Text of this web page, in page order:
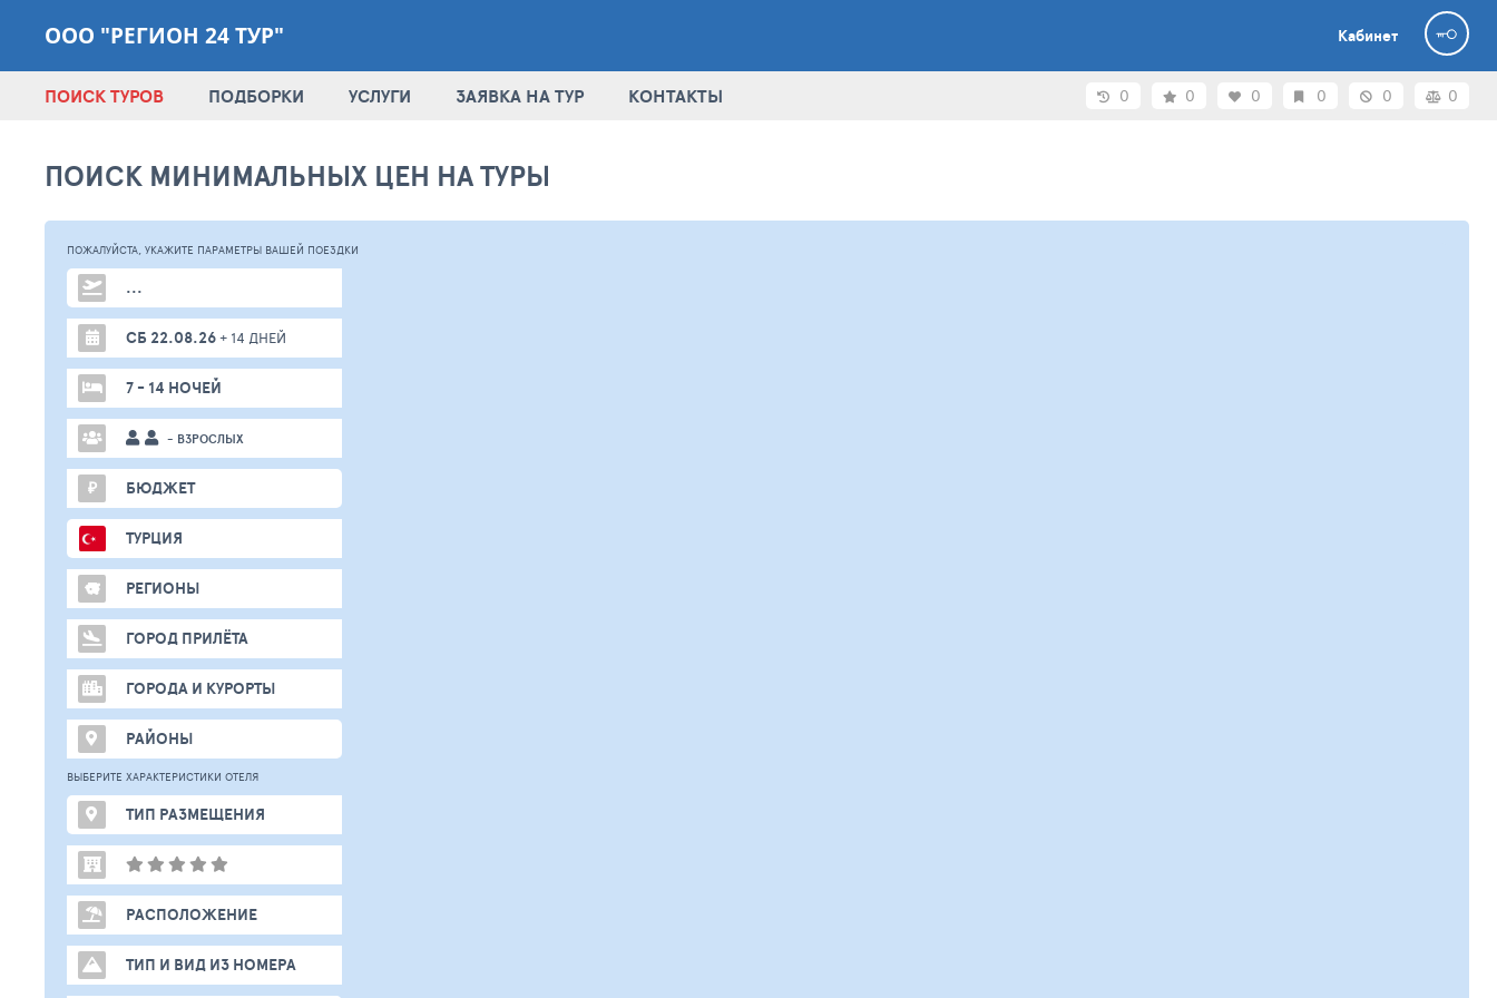
ООО "РЕГИОН 24 ТУР" Кабинет
ПОИСК ТУРОВ ПОДБОРКИ УСЛУГИ ЗАЯВКА НА ТУР КОНТАКТЫ 0 0 0 0 0 0
ПОИСК МИНИМАЛЬНЫХ ЦЕН НА ТУРЫ
ПОЖАЛУЙСТА, УКАЖИТЕ ПАРАМЕТРЫ ВАШЕЙ ПОЕЗДКИ
...
СБ 22.08.26+ 14 ДНЕЙ
7 - 14 НОЧЕЙ
- ВЗРОСЛЫХ
₽ БЮДЖЕТ
ТУРЦИЯ
РЕГИОНЫ
ГОРОД ПРИЛЁТА
ГОРОДА И КУРОРТЫ
РАЙОНЫ
ВЫБЕРИТЕ ХАРАКТЕРИСТИКИ ОТЕЛЯ
ТИП РАЗМЕЩЕНИЯ
РАСПОЛОЖЕНИЕ
ТИП И ВИД ИЗ НОМЕРА